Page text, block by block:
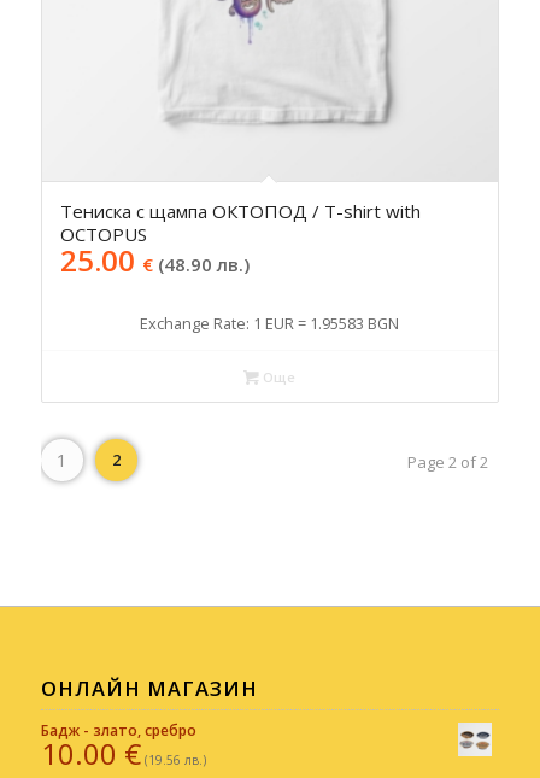
Тениска с щампа ОКТОПОД / T-shirt with
OCTOPUS
25.00 €(48.90 лв.)
Exchange Rate: 1 EUR = 1.95583 BGN
Още
Page 2 of 2
1 2
ОНЛАЙН МАГАЗИН
Бадж - злато, сребро
10.00 €(19.56 лв.)